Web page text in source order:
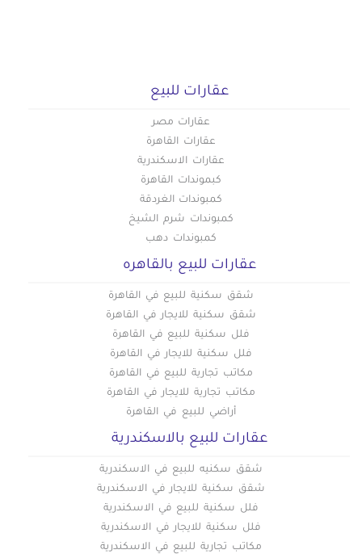
عقارات للبيع
عقارات مصر
عقارات القاهرة
عقارات الاسكندرية
كبموندات القاهرة
كمبوندات الغردقة
كمبوندات شرم الشيخ
كمبوندات دهب
عقارات للبيع بالقاهره
شقق سكنية للبيع في القاهرة
شقق سكنية للايجار في القاهرة
فلل سكنية للبيع في القاهرة
فلل سكنية للايجار في القاهرة
مكاتب تجارية للبيع في القاهرة
مكاتب تجارية للايجار في القاهرة
أراضي للبيع في القاهرة
عقارات للبيع بالاسكندرية
شقق سكنيه للبيع في الاسكندرية
شقق سكنية للايجار في الاسكندرية
فلل سكنية للبيع في الاسكندرية
فلل سكنية للايجار في الاسكندرية
مكاتب تجارية للبيع في الاسكندرية